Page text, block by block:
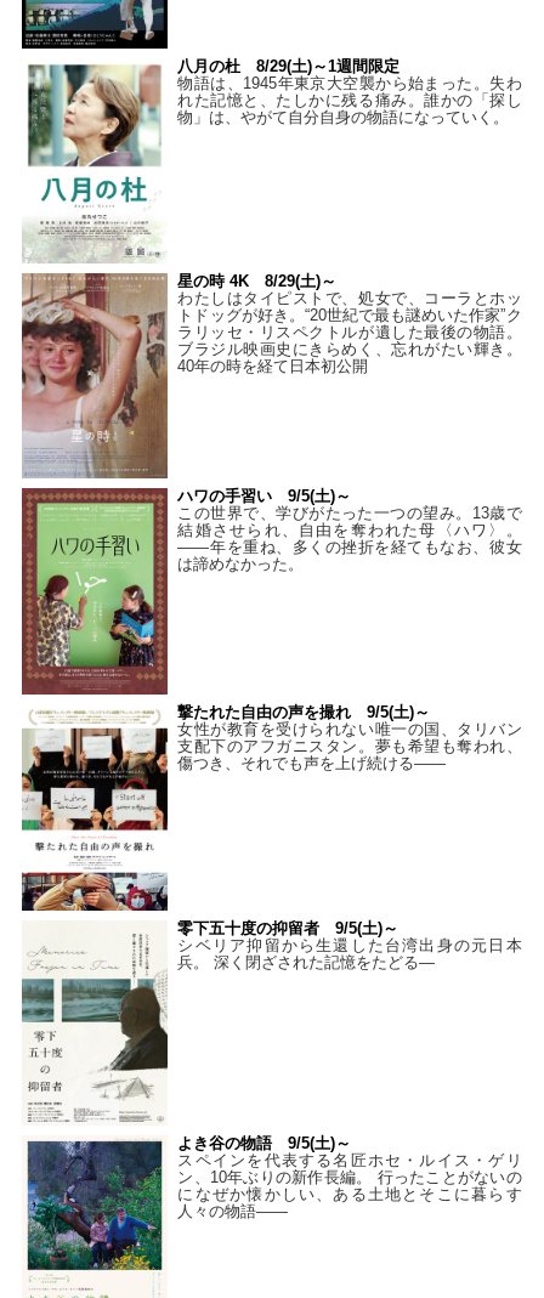
八月の杜 8/29(土)～1週間限定
物語は、1945年東京大空襲から始まった。失わ
れた記憶と、たしかに残る痛み。誰かの「探し
物」は、やがて自分自身の物語になっていく。
星の時 4K 8/29(土)～
わたしはタイピストで、処⼥で、コーラとホッ
トドッグが好き。“20世紀で最も謎めいた作家”ク
ラリッセ・リスペクトルが遺した最後の物語。
ブラジル映画史にきらめく、忘れがたい輝き。
40年の時を経て⽇本初公開
ハワの手習い 9/5(土)～
この世界で、学びがたった一つの望み。13歳で
結婚させられ、自由を奪われた母〈ハワ〉。
——年を重ね、多くの挫折を経てもなお、彼女
は諦めなかった。
撃たれた自由の声を撮れ 9/5(土)～
女性が教育を受けられない唯一の国、タリバン
支配下のアフガニスタン。夢も希望も奪われ、
傷つき、それでも声を上げ続ける——
零下五十度の抑留者 9/5(土)～
シベリア抑留から生還した台湾出身の元日本
兵。 深く閉ざされた記憶をたどる—
よき谷の物語 9/5(土)～
スペインを代表する名匠ホセ・ルイス・ゲリ
ン、10年ぶりの新作長編。 行ったことがないの
になぜか懐かしい、ある土地とそこに暮らす
人々の物語――